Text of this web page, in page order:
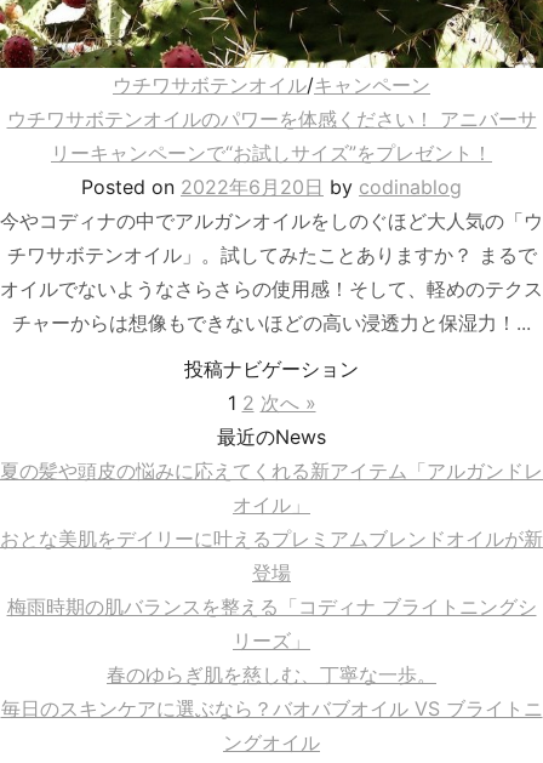
ウチワサボテンオイル/キャンペーン
ウチワサボテンオイルのパワーを体感ください！ アニバーサ
リーキャンペーンで“お試しサイズ”をプレゼント！
Posted on 2022年6月20日 by codinablog
今やコディナの中でアルガンオイルをしのぐほど大人気の「ウ
チワサボテンオイル」。試してみたことありますか？ まるで
オイルでないようなさらさらの使用感！そして、軽めのテクス
チャーからは想像もできないほどの高い浸透力と保湿力！...
投稿ナビゲーション
1 2 次へ »
最近のNews
夏の髪や頭皮の悩みに応えてくれる新アイテム「アルガンドレ
オイル」
おとな美肌をデイリーに叶えるプレミアムブレンドオイルが新
登場
梅雨時期の肌バランスを整える「コディナ ブライトニングシ
リーズ」
春のゆらぎ肌を慈しむ、丁寧な一歩。
毎日のスキンケアに選ぶなら？バオバブオイル VS ブライトニ
ングオイル